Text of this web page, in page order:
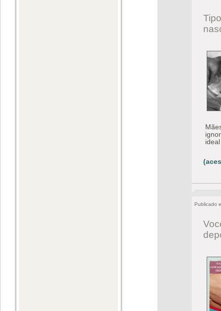
Publicado